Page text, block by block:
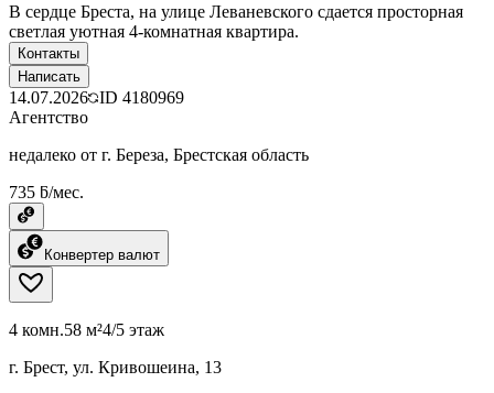
В сердце Бреста, на улице Леваневского сдается просторная
светлая уютная 4-комнатная квартира.
Контакты
Написать
14.07.2026 ID 4180969
Агентство
недалеко от г. Береза, Брестская область
735 ƃ/мес.
Конвертер валют
4 комн.58 м²4/5 этаж
г. Брест, ул. Кривошеина, 13